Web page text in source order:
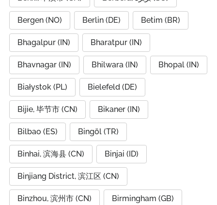
Bergen (NO) Berlin (DE) Betim (BR)
Bhagalpur (IN) Bharatpur (IN)
Bhavnagar (IN) Bhilwara (IN) Bhopal (IN)
Białystok (PL) Bielefeld (DE)
Bijie, 毕节市 (CN) Bikaner (IN)
Bilbao (ES) Bingöl (TR)
Binhai, 滨海县 (CN) Binjai (ID)
Binjiang District, 滨江区 (CN)
Binzhou, 滨州市 (CN) Birmingham (GB)